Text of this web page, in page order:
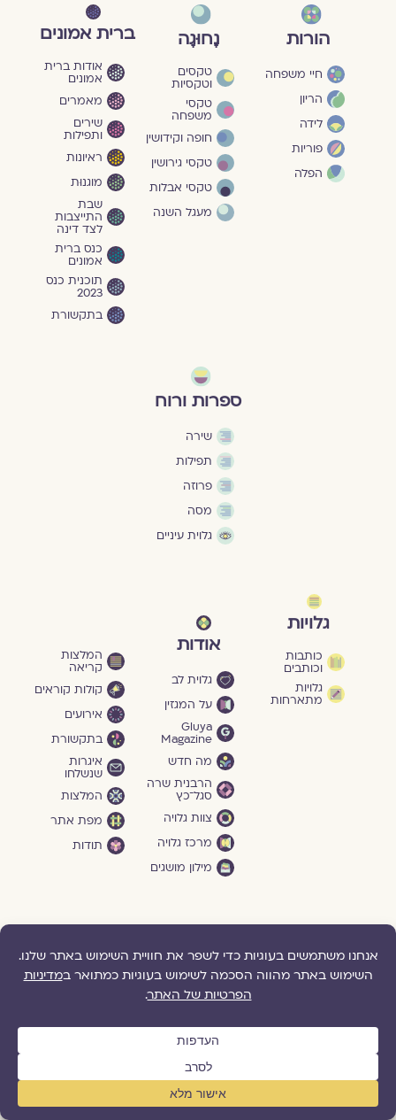
הורות
חיי משפחה
הריון
לידה
פוריות
הפלה
נָחוּגָה
טקסים
וטקסיות
טקסי
משפחה
חופה וקידושין
טקסי גירושין
טקסי אבלות
מעגל השנה
ברית אמונים
אודות ברית
אמונים
מאמרים
שירים
ותפילות
ראיונות
מוגנוּת
שבת
התייצבות
לצד דינה
כנס ברית
אמונים
תוכנית כנס
2023
בתקשורת
ספרות ורוח
שירה
תפילות
פרוזה
מסה
גלוית עיניים
גלויות
כותבות
וכותבים
גלויות
מתארחות
אודות
גלוית לב
על המגזין
Gluya
Magazine
מה חדש
הרבנית שרה
סגל־כץ
צוות גלויה
מרכז גלויה
מילון מושגים
המלצות
קריאה
קולות קוראים
אירועים
בתקשורת
איגרות
שנשלחו
המלצות
מפת אתר
תודות
והרצאות
חיי הרווקות
לימוד וכתיבה
תהיו בקשר
דברו איתנו
הצטרפו אלינו
תמכו בנו
שלחו לנו
משוב
גלויה